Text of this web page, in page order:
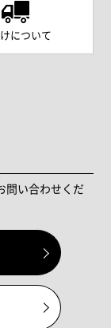
について
問い合わせくだ